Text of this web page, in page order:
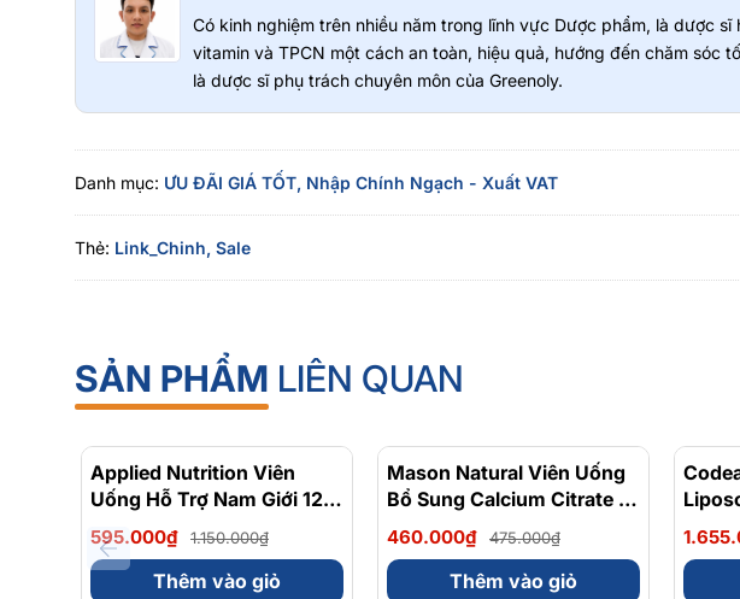
THÀNH PHẦN:
Hydrodol Liver Health chứa nhiều vitamin, axit amin và dưỡng chất hỗ trợ hoạt động
Vitamin C và Vitamin E giúp chống oxy hóa
Isoleucine, Leucine, Valine hỗ trợ phục hồi và duy trì thể trạng
Ngoài ra, sản phẩm còn được bổ sung các thành phần hỗ trợ chức năng gan và
Có kinh nghiệm trên nhiều năm trong lĩnh vực Dược phẩm, là dược
vitamin và TPCN một cách an toàn, hiệu quả, hướng đến chăm sóc
là dược sĩ phụ trách chuyên môn của Greenoly.
Danh mục: ƯU ĐÃI GIÁ TỐT, Nhập Chính Ngạch - Xuất VAT
Thẻ: Link_Chinh, Sale
SẢN PHẨM LIÊN QUAN
- 48%
Applied Nutrition Viên
Uống Hỗ Trợ Nam Giới 120
viên - Chính Ngạch Anh
Quốc, Bán Chạy
595.000₫ 1.150.000₫
Thêm vào giỏ
- 3%
Mason Natural Viên Uống
Bổ Sung Calcium Citrate +
D3 Hộp 60 viên - Chính
Ngạch Mỹ
460.000₫ 475.000₫
Thêm vào giỏ
240
Mỹ,